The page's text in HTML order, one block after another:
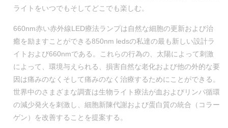
ライトをいつでもそしてどこでも楽しむ。
660nm赤い赤外線LED療法ランプは自然な細胞の更新および治
癒を励ますことができる850nm ledsの私達の最も新しい設計ラ
イトおよび660nmである。これらの行為の、太陽によって刺激
によって、環境与えられる、損害自然な老化および他の外的な要
因は痛みのなくそして痛みのなく治療するためにことができる。
世界中のさまざまな調査は生物ライト療法が血およびリンパ循環
の減少発火を刺激し、細胞新陳代謝および蛋白質の統合（コラー
ゲン）を改善することを提案する。